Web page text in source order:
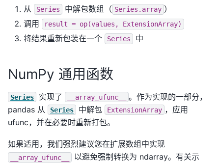
从 Series 中解包数组（ Series.array ）
调用
result = op(values, ExtensionArray)
将结果重新包装在一个 Series 中
NumPy 通用函数
Series 实现了 __array_ufunc__
。作为实现的一部分，
pandas 从
Series 中解包 ExtensionArray ，应用
ufunc，并在必要时重新打包。
如果适用，我们强烈建议您在扩展数组中实现
__array_ufunc__
以避免强制转换为 ndarray。有关示